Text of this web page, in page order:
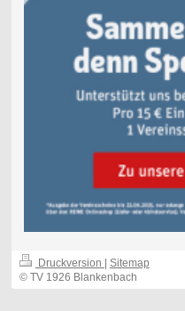
Druckversion
Sitemap
© TV 1926 Blankenbach